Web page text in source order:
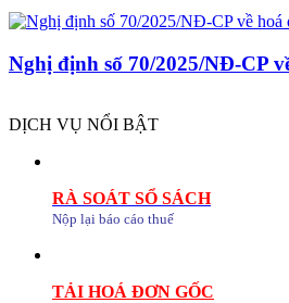
Nghị định số 70/2025/NĐ-CP
DỊCH VỤ NỔI BẬT
RÀ SOÁT SỔ SÁCH
Nộp lại báo cáo thuế
TẢI HOÁ ĐƠN GỐC